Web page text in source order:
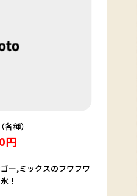
各種）
円
ー,ミックスのフワフワ
！